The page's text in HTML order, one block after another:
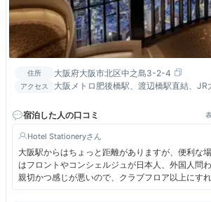
住所 大阪府大阪市北区中之島3-2-4
アクセス
大阪メトロ肥後橋駅、渡辺橋駅直結、JR
側
宿泊した人の口コミ
Hotel Stationery
大阪駅からはちょっと距離がありますが、便利な
はフロントやコンシェルジュが日本人、外国人問
親切かつ感じが悪いので、クラブフロア以上にす
ジ、ハウスキーピングの方は感じがいいので、快